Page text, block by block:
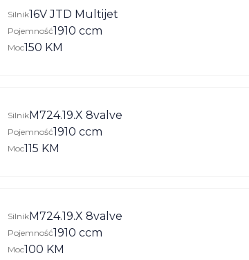
Silnik16V JTD Multijet
Pojemność1910 ccm
Moc150 KM
Silnik M724.19.X 8valve
Pojemność1910 ccm
Moc115 KM
Silnik M724.19.X 8valve
Pojemność1910 ccm
Moc100 KM